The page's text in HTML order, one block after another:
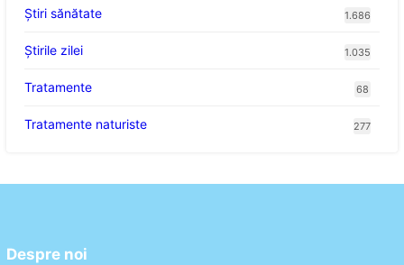
Ştiri sănătate 1.686
Știrile zilei 1.035
Tratamente 68
Tratamente naturiste 277
Despre noi